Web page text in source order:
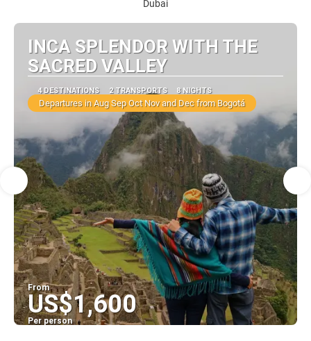
Dubai
INCA SPLENDOR WITH THE
SACRED VALLEY
4 DESTINATIONS 2 TRANSPORTS 8 NIGHTS
Departures in Aug Sep Oct Nov and Dec from Bogotá
From
US$1,600
Per person